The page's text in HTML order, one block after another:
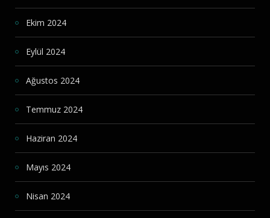
Ekim 2024
Eylül 2024
Ağustos 2024
Temmuz 2024
Haziran 2024
Mayıs 2024
Nisan 2024